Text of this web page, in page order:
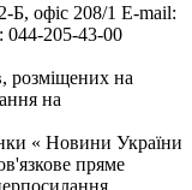
офіс 208/1 E-mail:
044-205-43-00
розміщених на
на
« Новини України
пряме
.